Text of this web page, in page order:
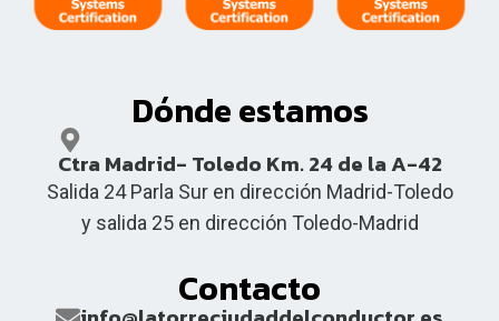
Dónde estamos
Ctra Madrid- Toledo Km. 24 de la A-42
Salida 24 Parla Sur en dirección Madrid-Toledo
y salida 25 en dirección Toledo-Madrid
Contacto